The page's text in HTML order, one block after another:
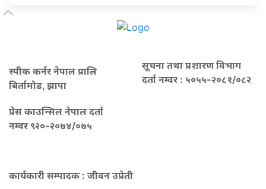
स्पीक कर्नर नेपाल प्रालि
बिर्तामोड, झापा
प्रेस काउन्सिल नेपाल दर्ता
नम्वर ९२०-२०७४/०७५
सूचना तथा प्रशारण विभाग
दर्ता नम्वर : ५०५५-२०८१/०८२
कार्यकारी सम्पादक : जीवन उप्रेती